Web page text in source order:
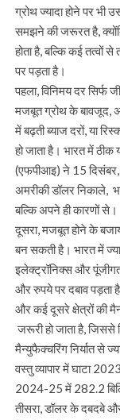
ग्रोथ ज्यादा होने पर भी
समझने की जरूरत है,
होता है, बल्कि कई तत्वों से
पर पड़ता है।
पहला, विनिमय दर सिर्फ
मजबूत ग्रोथ के बावजूद,
में बढ़ती ब्याज दरों, या
हो जाता है। भारत में
(एफपीआइ) ने 15
अमरीकी डॉलर निकाले,
बल्कि अपने ही कारणों से।
दूसरा, मजबूत होने के
बन सकती है। भारत में
इलेक्ट्रॉनिक्स और
और रुपये पर दबाव पड़ता
और कई दूसरे क्षेत्रों की
जरूरी हो जाता है, जिससे
मैन्युफैक्चरिंग निर्यात से
वस्तु व्यापार में घाटा
2024-25 में 282.2
तीसरा, डॉलर के दबदबे